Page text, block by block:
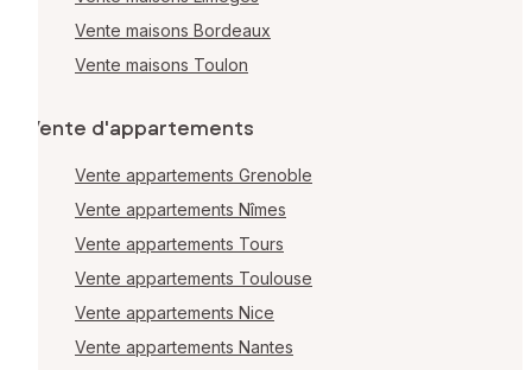
Vente maisons Bordeaux
Vente maisons Toulon
Vente d'appartements
Vente appartements Grenoble
Vente appartements Nîmes
Vente appartements Tours
Vente appartements Toulouse
Vente appartements Nice
Vente appartements Nantes